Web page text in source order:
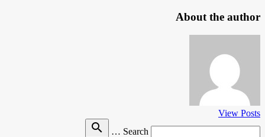
About the author
View Posts
Search …
search